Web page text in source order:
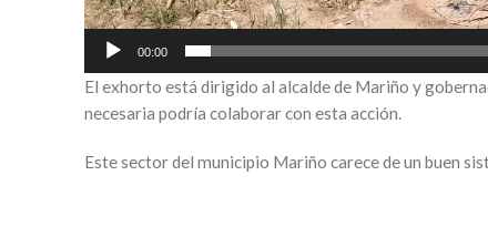
00:00
El exhorto está dirigido al alcalde de Mariño y
necesaria podría colaborar con esta acción.
Este sector del municipio Mariño carece de un buen